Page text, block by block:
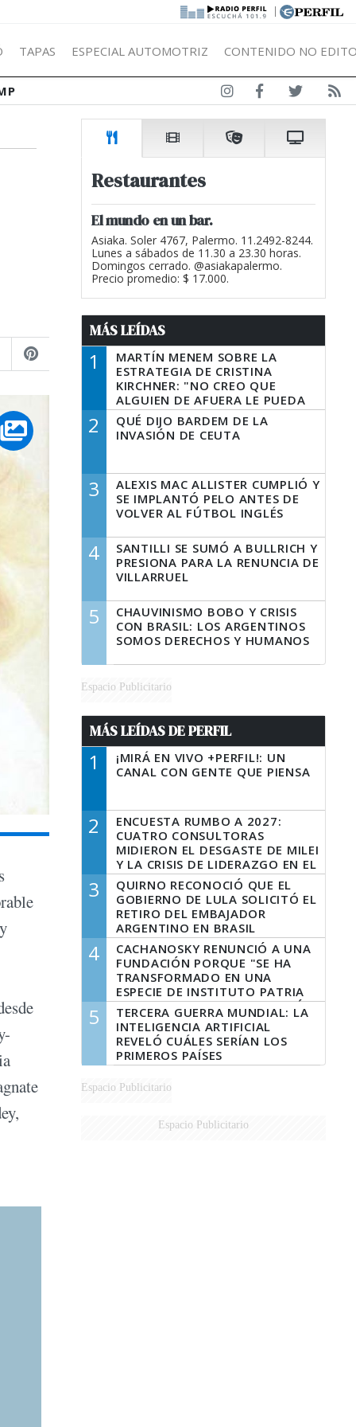
|
TAPAS ESPECIAL AUTOMOTRIZ CONTENIDO NO
Restaurantes
El mundo en un bar.
Asiaka. Soler 4767, Palermo. 11.2492-8244.
Lunes a sábados de 11.30 a 23.30 horas.
Domingos cerrado. @asiakapalermo.
Precio promedio: $ 17.000.
MÁS LEÍDAS
1
MARTÍN MENEM SOBRE LA
ESTRATEGIA DE CRISTINA
KIRCHNER: "NO CREO QUE
ALGUIEN DE AFUERA LE PUEDA
DECIR A LA JUSTICIA LO QUE
TIENE QUE HACER"
2
QUÉ DIJO BARDEM DE LA
INVASIÓN DE CEUTA
3
ALEXIS MAC ALLISTER CUMPLIÓ Y
SE IMPLANTÓ PELO ANTES DE
VOLVER AL FÚTBOL INGLÉS
4
SANTILLI SE SUMÓ A BULLRICH Y
PRESIONA PARA LA RENUNCIA DE
VILLARRUEL
5
CHAUVINISMO BOBO Y CRISIS
CON BRASIL: LOS ARGENTINOS
SOMOS DERECHOS Y HUMANOS
Espacio Publicitario
MÁS LEÍDAS DE PERFIL
1
¡MIRÁ EN VIVO +PERFIL!: UN
CANAL CON GENTE QUE PIENSA
2
ENCUESTA RUMBO A 2027:
CUATRO CONSULTORAS
MIDIERON EL DESGASTE DE MILEI
Y LA CRISIS DE LIDERAZGO EN EL
PERONISMO
3
QUIRNO RECONOCIÓ QUE EL
GOBIERNO DE LULA SOLICITÓ EL
RETIRO DEL EMBAJADOR
ARGENTINO EN BRASIL
4
CACHANOSKY RENUNCIÓ A UNA
FUNDACIÓN PORQUE "SE HA
TRANSFORMADO EN UNA
ESPECIE DE INSTITUTO PATRIA
INCONDICIONAL DE LA GESTIÓN
DE MILEI"
5
TERCERA GUERRA MUNDIAL: LA
INTELIGENCIA ARTIFICIAL
REVELÓ CUÁLES SERÍAN LOS
PRIMEROS PAÍSES
LATINOAMERICANOS EN SER
DERROTADOS
Espacio Publicitario
Espacio Publicitario